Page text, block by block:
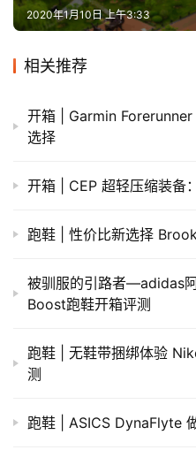
2020年1月10日 上午3:33
相关推荐
开箱 | Garmin
选择
开箱 | CEP 超轻压缩装备
跑鞋 | 性价比新选择
被驯服的引路者—adidas
Boost跑鞋开箱评测
跑鞋 | 无鞋带捆绑体验
测
跑鞋 | ASICS DynaFlyte